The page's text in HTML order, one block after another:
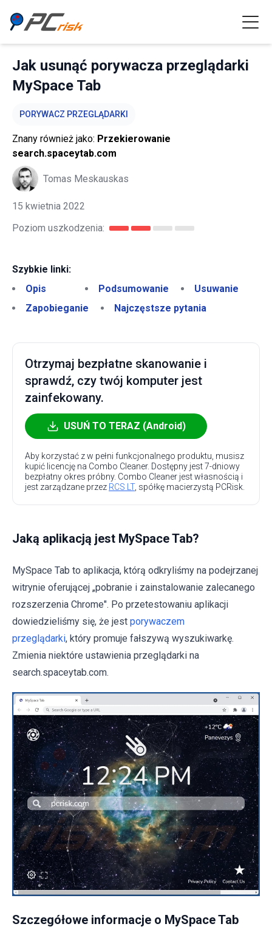
Jak usunąć porywacza przeglądarki
MySpace Tab
PORYWACZ PRZEGLĄDARKI
Znany również jako: Przekierowanie
search.spaceytab.com
Tomas Meskauskas
15 kwietnia 2022
Poziom uszkodzenia:
Szybkie linki:
Opis
Podsumowanie
Usuwanie
Zapobieganie
Najczęstsze pytania
Otrzymaj bezpłatne skanowanie i
sprawdź, czy twój komputer jest
zainfekowany.
USUŃ TO TERAZ (Android)
Aby korzystać z w pełni funkcjonalnego produktu, musisz
kupić licencję na Combo Cleaner. Dostępny jest 7-dniowy
bezpłatny okres próbny. Combo Cleaner jest własnością i
jest zarządzane przez RCS LT, spółkę macierzystą PCRisk.
Jaką aplikacją jest MySpace Tab?
MySpace Tab to aplikacja, którą odkryliśmy na podejrzanej
witrynie oferującej „pobranie i zainstalowanie zalecanego
rozszerzenia Chrome". Po przetestowaniu aplikacji
dowiedzieliśmy się, że jest porywaczem
przeglądarki, który promuje fałszywą wyszukiwarkę.
Zmienia niektóre ustawienia przeglądarki na
search.spaceytab.com.
Szczegółowe informacje o MySpace Tab